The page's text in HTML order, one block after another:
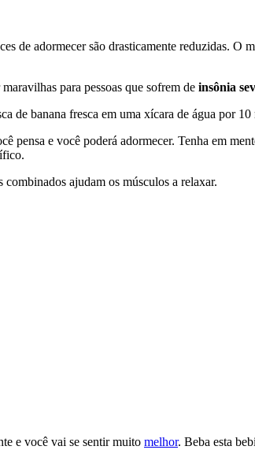
de adormecer são drasticamente reduzidas.
para pessoas que sofrem de insônia
de banana fresca em uma xícara de água por
pensa e você poderá adormecer. Tenha em
ajudam os músculos a relaxar.
e você vai se sentir muito melhor. Beba esta